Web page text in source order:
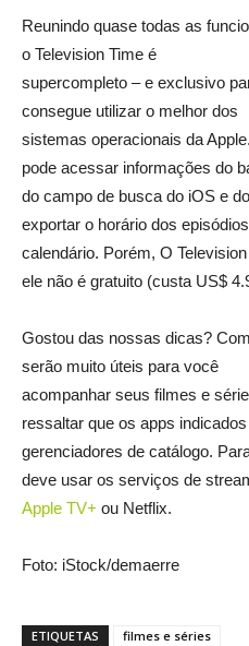
Reunindo quase todas as
o Television Time é
supercompleto – e exclusivo
consegue utilizar o melhor dos
sistemas operacionais da
pode acessar informações do
do campo de busca do iOS e
exportar o horário dos
calendário. Porém, O
ele não é gratuito (custa US$
Gostou das nossas dicas?
serão muito úteis para você
acompanhar seus filmes e
ressaltar que os apps
gerenciadores de catálogo.
deve usar os serviços de
Apple TV+ ou Netflix.
Foto: iStock/demaerre
ETIQUETAS filmes e séries